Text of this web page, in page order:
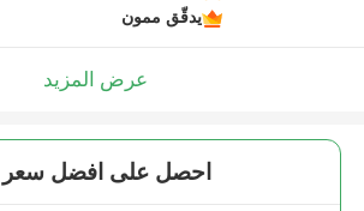
يدقّق ممون
عرض المزيد
احصل على افضل